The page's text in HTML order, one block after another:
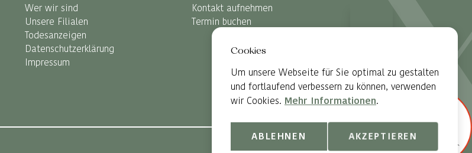
Wer wir sind
Unsere Filialen
Todesanzeigen
Datenschutzerklärung
Impressum
Kontakt aufnehmen
Termin buchen
Cookies
Um unsere Webseite für Sie optimal zu gestalten
und fortlaufend verbessern zu können, verwenden
wir Cookies. Mehr Informationen.
AKZEPTIEREN
ABLEHNEN